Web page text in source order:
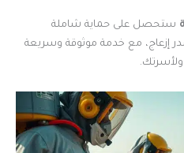
ستحصل على حماية شاملة
إزعاج، مع خدمة موثوقة وسريعة